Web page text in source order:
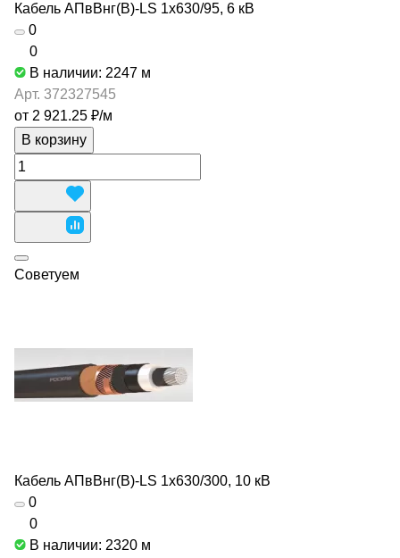
Кабель АПвВнг(В)-LS 1х630/95, 6 кВ
0
0
В наличии: 2247 м
Арт. 372327545
от 2 921.25 ₽/м
В корзину
Советуем
Кабель АПвВнг(В)-LS 1х630/300, 10 кВ
0
0
В наличии: 2320 м